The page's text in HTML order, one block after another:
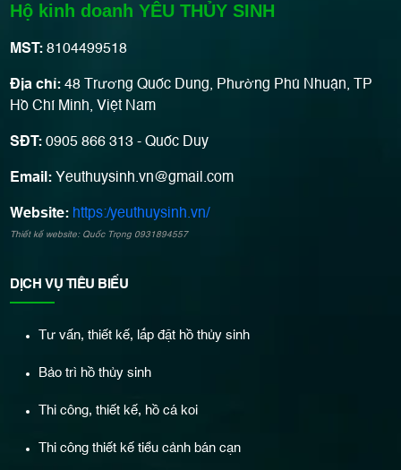
Hộ kinh doanh YÊU THỦY SINH
MST: 8104499518
Địa chỉ: 48 Trương Quốc Dung, Phường Phú Nhuận, TP
Hồ Chí Minh, Việt Nam
SĐT: 0905 866 313 - Quốc Duy
Email: Yeuthuysinh.vn@gmail.com
Website: https:/yeuthuysinh.vn/
Thiết kế website: Quốc Trọng 0931894557
DỊCH VỤ TIÊU BIỂU
Tư vấn, thiết kế, lắp đặt hồ thủy sinh
Bảo trì hồ thủy sinh
Thi công, thiết kế, hồ cá koi
Thi công thiết kế tiểu cảnh bán cạn